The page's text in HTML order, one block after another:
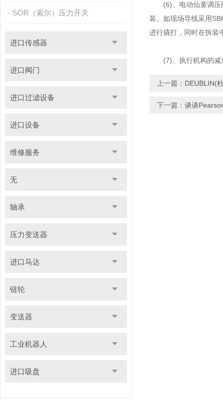
SOR（索尔）压力开关
进口传感器
进口阀门
进口过滤设备
进口设备
维修服务
无
轴承
压力变送器
进口马达
链轮
变送器
工业机器人
进口吸盘
(6)、电动仙童调压阀
装。如现场导线采用
进行撬打，同时在拆装
(7)、执行机构的减速
上一篇： DEUBLIN(
下一篇： 谈谈